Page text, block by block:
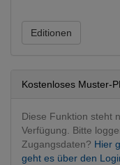
Editionen
Kostenloses Muster-
Diese Funktion steht
Verfügung. Bitte
Zugangsdaten? Hier
geht es über den